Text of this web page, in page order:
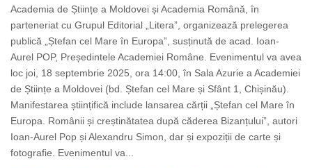
Academia de Științe a Moldovei și Academia Română, în
parteneriat cu Grupul Editorial „Litera”, organizează prelegerea
publică „Ștefan cel Mare în Europa”, susținută de acad. Ioan-
Aurel POP, Președintele Academiei Române. Evenimentul va avea
loc joi, 18 septembrie 2025, ora 14:00, în Sala Azurie a Academiei
de Științe a Moldovei (bd. Ștefan cel Mare și Sfânt 1, Chișinău).
Manifestarea științifică include lansarea cărții „Ștefan cel Mare în
Europa. Românii și creștinătatea după căderea Bizanțului”, autori
Ioan-Aurel Pop și Alexandru Simon, dar și expoziții de carte și
fotografie. Evenimentul va...